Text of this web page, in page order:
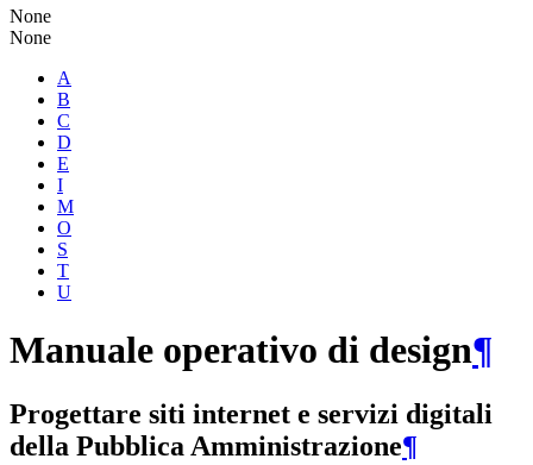
None
None
A
B
C
D
E
I
M
O
S
T
U
Manuale operativo di design¶
Progettare siti internet e servizi digitali
della Pubblica Amministrazione¶